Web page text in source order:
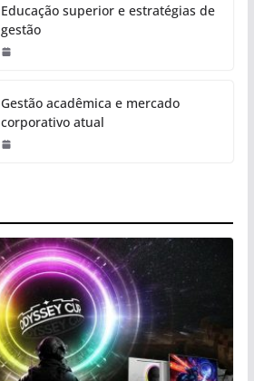
Educação superior e estratégias de
gestão
Gestão acadêmica e mercado
corporativo atual